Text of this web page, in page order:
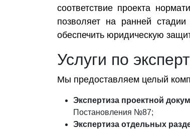
соответствие проекта
позволяет на ранней
обеспечить юридическую
Услуги по
Мы предоставляем целый
Экспертиза проектной
Постановления №87;
Экспертиза отдельных